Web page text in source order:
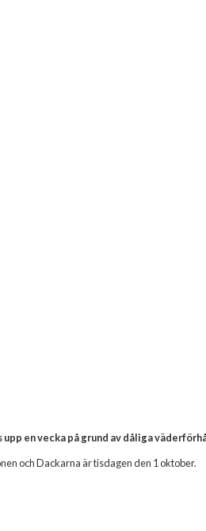
en vecka på grund av dåliga
och Dackarna är tisdagen den 1 oktober.